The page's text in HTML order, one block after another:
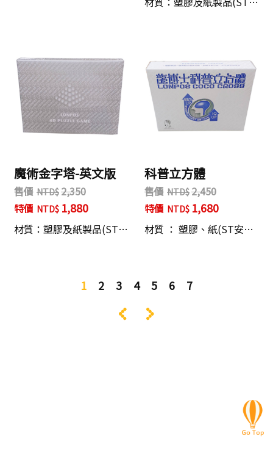
魔術金字塔-英文版
售價
2,350
特價
1,880
材質：塑膠及紙製品(ST…
科普立方體
售價
2,450
特價
1,680
材質 ： 塑膠、紙(ST安…
1 2 3 4 5 6 7